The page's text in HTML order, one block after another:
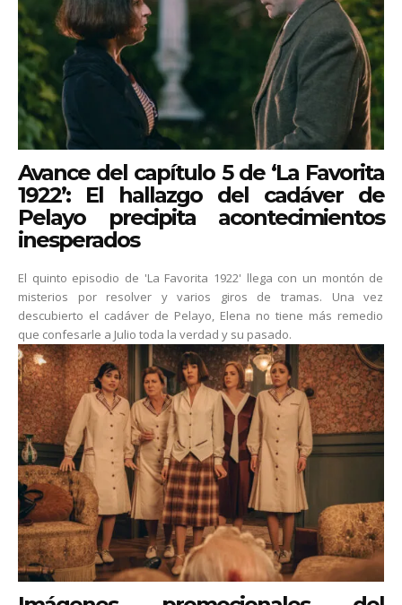
Avance del capítulo 5 de ‘La Favorita
1922’: El hallazgo del cadáver de
Pelayo precipita acontecimientos
inesperados
El quinto episodio de 'La Favorita 1922' llega con un montón de
misterios por resolver y varios giros de tramas. Una vez
descubierto el cadáver de Pelayo, Elena no tiene más remedio
que confesarle a Julio toda la verdad y su pasado.